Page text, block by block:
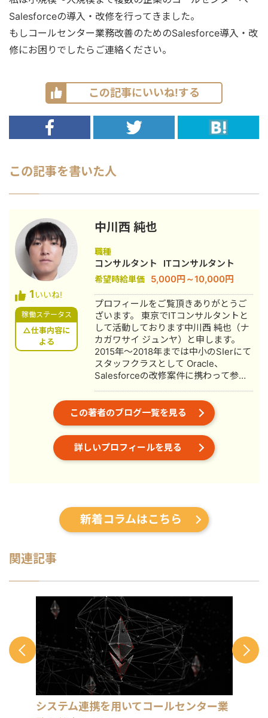
Salesforceの導入・改修を行ってきました。
もしコールセンター業務改善のためのSalesforce導入・改
修にお困りでしたらご連絡ください。
この記事にいいね!する
この記事を書いた人
1いいね!
稼働ステータス
△仕事内容に
よる
中川西 純也
職種
コンサルタント ITコンサルタント
希望時給単価 5,000円～10,000円
プロフィールをご覧頂きありがとうご
ざいます。 東京でITコンサルタントと
して活動しております中川西 純也（ナ
カガワサイ ジュンヤ）と申します。
2015年～2018年までは中小のSIerにて
スタッフクラスとして Oracle、
Salesforceの改修案件に携わって参り
コムチュア株式会社にて プロジェクト
リーダー・プロジェクトマネージャー
として Salesforceの導入、改修プロジ
ェクトに参画し ServiceCloudを利用し
たチャット機能の導入や受発注管理シ
ステムの構築、 SalesforceとSAPとの
コンサルティング株式会社にて シニア
コンサルタントとして化学素材メーカ
ーへのSalesforce改修プロジェクトへ
て独立し、 Salesforceを利用したコー
ります。
この著者のブログ一覧を見る
詳しいプロフィールを見る
新着コラムはこちら
関連記事
システム連携を用いてコールセンター業